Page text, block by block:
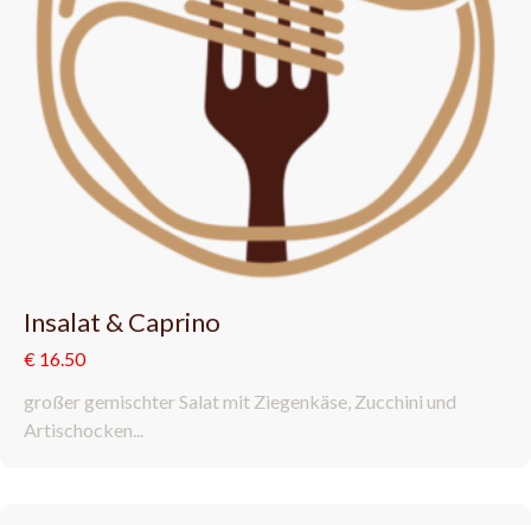
Insalat & Caprino
€ 16.50
großer gemischter Salat mit Ziegenkäse, Zucchini und
Artischocken...